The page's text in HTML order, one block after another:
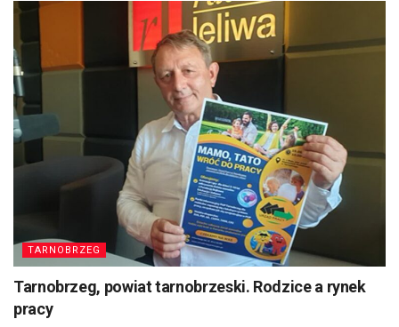
TARNOBRZEG
Tarnobrzeg, powiat tarnobrzeski. Rodzice a rynek
pracy